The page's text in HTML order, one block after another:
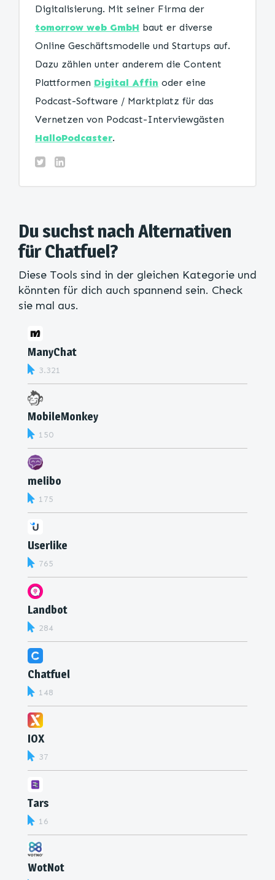
Digitalisierung. Mit seiner Firma der
tomorrow web GmbH baut er diverse
Online Geschäftsmodelle und Startups auf.
Dazu zählen unter anderem die Content
Plattformen Digital Affin oder eine
Podcast-Software / Marktplatz für das
Vernetzen von Podcast-Interviewgästen
HalloPodcaster.
Du suchst nach Alternativen
für Chatfuel?
Diese Tools sind in der gleichen Kategorie und
könnten für dich auch spannend sein. Check
sie mal aus.
ManyChat
3.321
MobileMonkey
150
melibo
175
Userlike
765
Landbot
284
Chatfuel
148
IOX
37
Tars
16
WotNot